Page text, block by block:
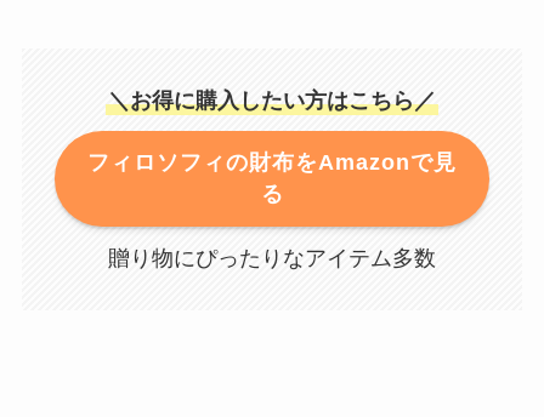
＼お得に購入したい方はこちら／
フィロソフィの財布をAmazonで見
る
贈り物にぴったりなアイテム多数